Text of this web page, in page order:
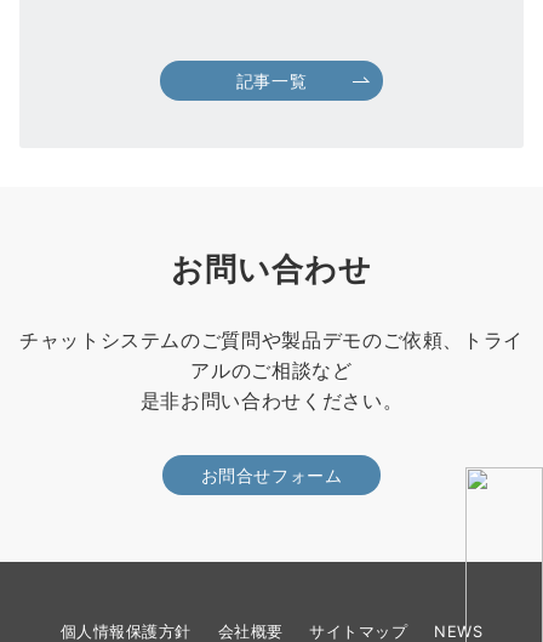
記事一覧
お問い合わせ
チャットシステムのご質問や製品デモのご依頼、トライ
アルのご相談など
是非お問い合わせください。
お問合せフォーム
個人情報保護方針 会社概要 サイトマップ NEWS